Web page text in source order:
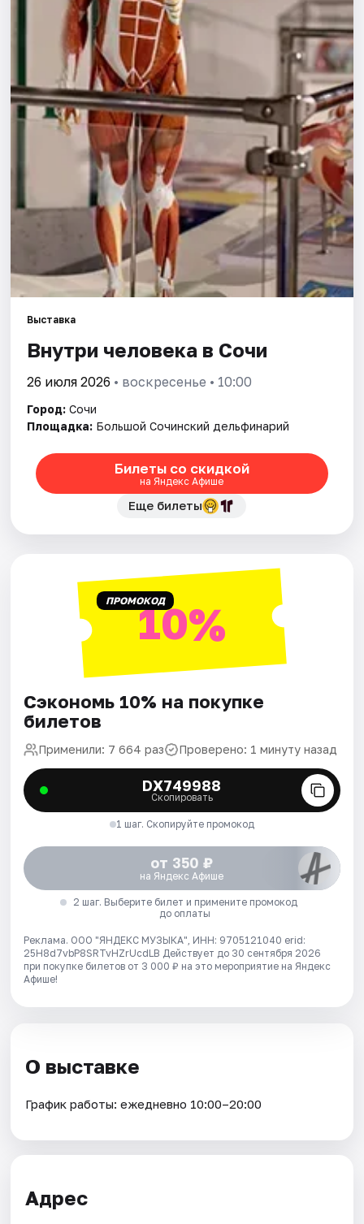
Площадки
Артисты
Выставка
Внутри человека в Сочи
26 июля 2026 • воскресенье • 10:00
Город: Сочи
Площадка: Большой Сочинский дельфинарий
Билеты со скидкой
на Яндекс Афише
Еще билеты
ПРОМОКОД10%
Сэкономь 10% на покупке
билетов
Применили: 7 664 раз Проверено: 1 минуту назад
DX749988
Скопировать
1 шаг. Скопируйте промокод
от 350 ₽
на Яндекс Афише
2 шаг. Выберите билет и примените промокод
до оплаты
Реклама. ООО "ЯНДЕКС МУЗЫКА", ИНН: 9705121040 erid:
25H8d7vbP8SRTvHZrUcdLB Действует до 30 сентября 2026
при покупке билетов от 3 000 ₽ на это мероприятие на Яндекс
Афише!
О выставке
График работы: ежедневно 10:00–20:00
Адрес